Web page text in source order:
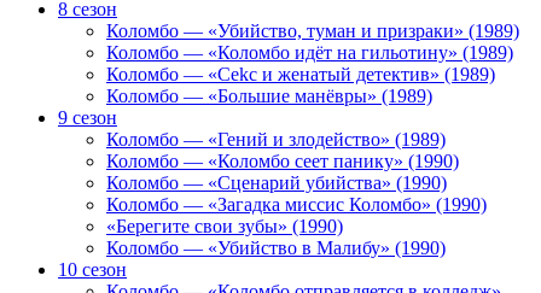
8 сезон
Коломбо — «Убийство, туман и призраки» (1989)
Коломбо — «Коломбо идёт на гильотину» (1989)
Коломбо — «Cekc и женатый детектив» (1989)
Коломбо — «Большие манёвры» (1989)
9 сезон
Коломбо — «Гений и злодейство» (1989)
Коломбо — «Коломбо сеет панику» (1990)
Коломбо — «Сценарий убийства» (1990)
Коломбо — «Загадка миссис Коломбо» (1990)
«Берегите свои зубы» (1990)
Коломбо — «Убийство в Малибу» (1990)
10 сезон